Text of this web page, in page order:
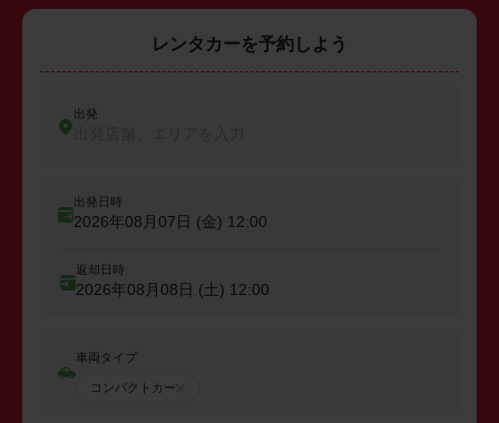
レンタカーを予約しよう
出発
出発日時
2026年08月07日 (金) 12:00
返却日時
2026年08月08日 (土) 12:00
車両タイプ
コンパクトカー